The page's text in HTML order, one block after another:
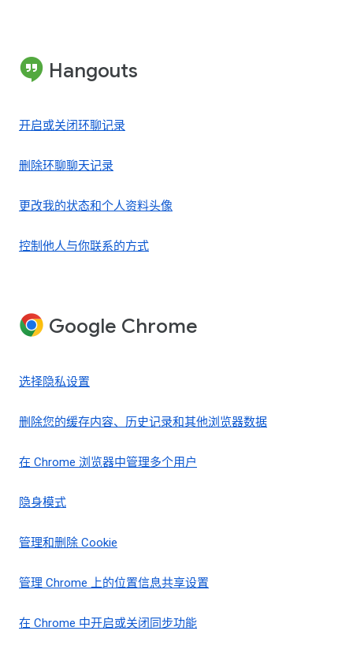
Hangouts
开启或关闭环聊记录
删除环聊聊天记录
更改我的状态和个人资料头像
控制他人与你联系的方式
Google Chrome
选择隐私设置
删除您的缓存内容、历史记录和其他浏览器数据
在 Chrome 浏览器中管理多个用户
隐身模式
管理和删除 Cookie
管理 Chrome 上的位置信息共享设置
在 Chrome 中开启或关闭同步功能